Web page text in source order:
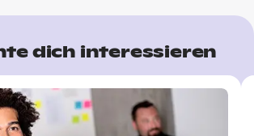
dich interessieren